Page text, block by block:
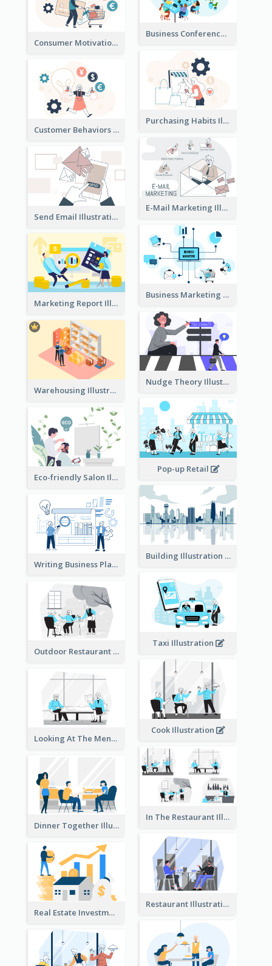
Business Conference Illustration
Consumer Motivation Illustration
Purchasing Habits Illustration
Customer Behaviors Illustration
E-Mail Marketing Illustration
Send Email Illustration
Business Marketing
Marketing Report Illustration
Nudge Theory Illustration
Warehousing Illustration
Pop-up Retail
Eco-friendly Salon Illustration
Building Illustration
Writing Business Plan Illustration
Taxi Illustration
Outdoor Restaurant Illustration
Cook Illustration
Looking At The Menu Illustration
In The Restaurant Illustration
Dinner Together Illustration
Restaurant Illustration
Real Estate Investment Illustration